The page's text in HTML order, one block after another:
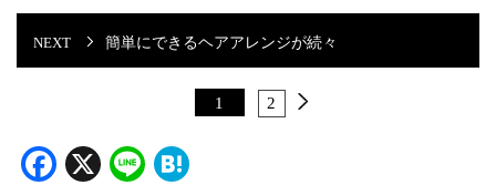
簡単にできるヘアアレンジが続々
1 2
Facebook
X Line